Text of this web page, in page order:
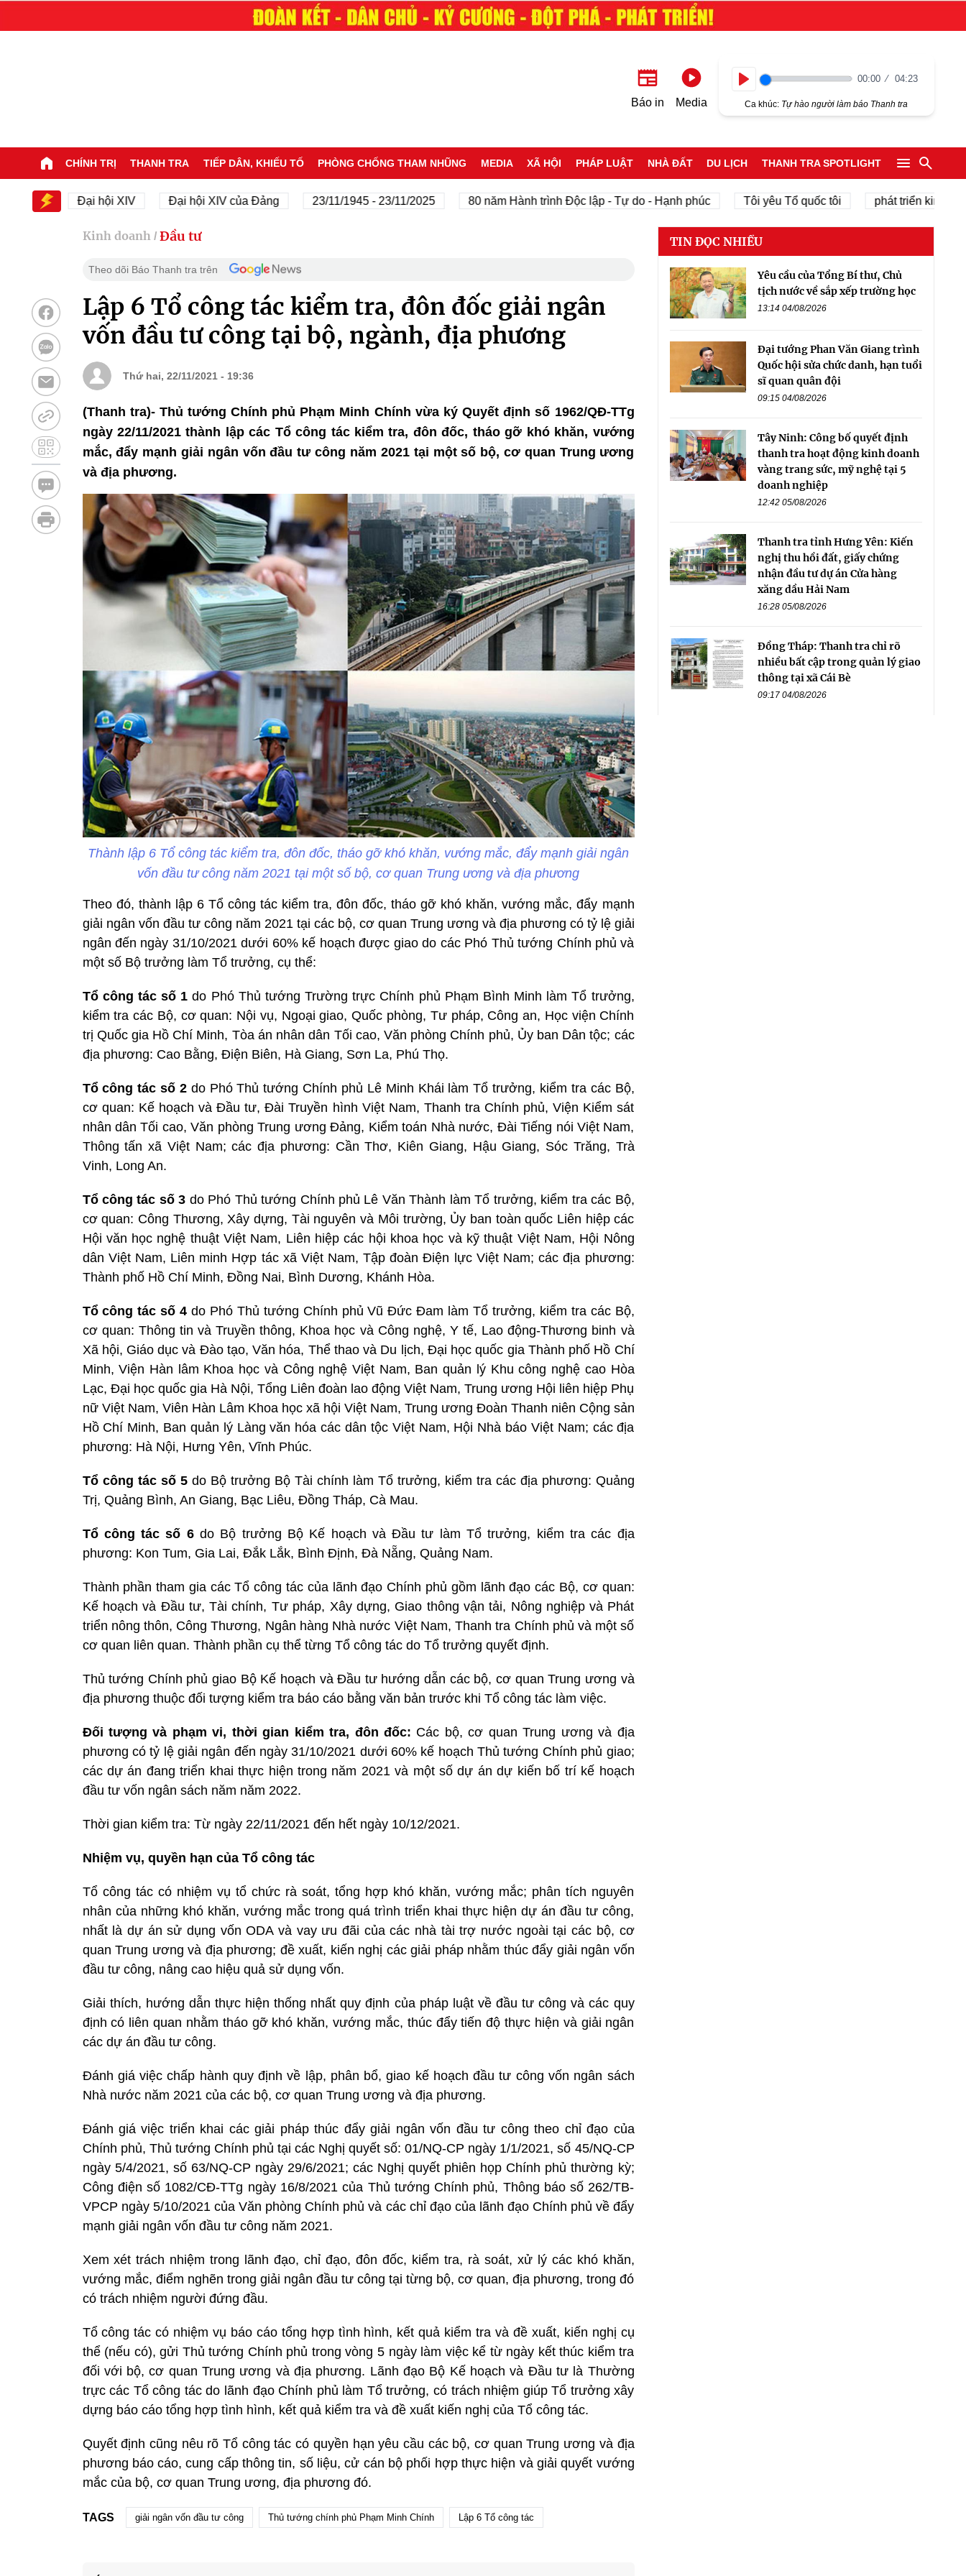
Báo in Media
00:00 04:23
Ca khúc: Tự hào người làm báo Thanh tra
CHÍNH TRỊ THANH TRA TIẾP DÂN, KHIẾU TỐ PHÒNG CHỐNG THAM NHŨNG MEDIA XÃ HỘI PHÁP LUẬT NHÀ ĐẤT DU LỊCH THANH TRA SPOTLIGHT
Đại hội XIV Đại hội XIV của Đảng 23/11/1945 - 23/11/2025 80 năm Hành trình Độc lập - Tự do - Hạnh phúc Tôi yêu Tổ quốc tôi phát triển kinh tế tư
Kinh doanh / Đầu tư
Theo dõi Báo Thanh tra trên
Lập 6 Tổ công tác kiểm tra, đôn đốc giải ngân
vốn đầu tư công tại bộ, ngành, địa phương
Thứ hai, 22/11/2021 - 19:36
(Thanh tra)- Thủ tướng Chính phủ Phạm Minh Chính vừa ký Quyết định số 1962/QĐ-TTg
ngày 22/11/2021 thành lập các Tổ công tác kiểm tra, đôn đốc, tháo gỡ khó khăn, vướng
mắc, đẩy mạnh giải ngân vốn đầu tư công năm 2021 tại một số bộ, cơ quan Trung ương
và địa phương.
Thành lập 6 Tổ công tác kiểm tra, đôn đốc, tháo gỡ khó khăn, vướng mắc, đẩy mạnh giải ngân
vốn đầu tư công năm 2021 tại một số bộ, cơ quan Trung ương và địa phương
Theo đó, thành lập 6 Tổ công tác kiểm tra, đôn đốc, tháo gỡ khó khăn, vướng mắc, đẩy mạnh
giải ngân vốn đầu tư công năm 2021 tại các bộ, cơ quan Trung ương và địa phương có tỷ lệ giải
ngân đến ngày 31/10/2021 dưới 60% kế hoạch được giao do các Phó Thủ tướng Chính phủ và
một số Bộ trưởng làm Tổ trưởng, cụ thể:
Tổcông tác số 1 do Phó Thủ tướng Trường trực Chính phủ Phạm Bình Minh làm Tổ trưởng,
kiểm tra các Bộ, cơ quan: Nội vụ, Ngoại giao, Quốc phòng, Tư pháp, Công an, Học viện Chính
trị Quốc gia Hồ Chí Minh, Tòa án nhân dân Tối cao, Văn phòng Chính phủ, Ủy ban Dân tộc; các
địa phương: Cao Bằng, Điện Biên, Hà Giang, Sơn La, Phú Thọ.
Tổcông tác số 2do Phó Thủ tướng Chính phủ Lê Minh Khái làm Tổ trưởng, kiểm tra các Bộ,
cơ quan: Kế hoạch và Đầu tư, Đài Truyền hình Việt Nam, Thanh tra Chính phủ, Viện Kiểm sát
nhân dân Tối cao, Văn phòng Trung ương Đảng, Kiểm toán Nhà nước, Đài Tiếng nói Việt Nam,
Thông tấn xã Việt Nam; các địa phương: Cần Thơ, Kiên Giang, Hậu Giang, Sóc Trăng, Trà
Vinh, Long An.
Tổ công tác số3 do Phó Thủ tướng Chính phủ Lê Văn Thành làm Tổ trưởng, kiểm tra các Bộ,
cơ quan: Công Thương, Xây dựng, Tài nguyên và Môi trường, Ủy ban toàn quốc Liên hiệp các
Hội văn học nghệ thuật Việt Nam, Liên hiệp các hội khoa học và kỹ thuật Việt Nam, Hội Nông
dân Việt Nam, Liên minh Hợp tác xã Việt Nam, Tập đoàn Điện lực Việt Nam; các địa phương:
Thành phố Hồ Chí Minh, Đồng Nai, Bình Dương, Khánh Hòa.
Tổ công tácsố4 do Phó Thủ tướng Chính phủ Vũ Đức Đam làm Tổ trưởng, kiểm tra các Bộ,
cơ quan: Thông tin và Truyền thông, Khoa học và Công nghệ, Y tế, Lao động-Thương binh và
Xã hội, Giáo dục và Đào tạo, Văn hóa, Thể thao và Du lịch, Đại học quốc gia Thành phố Hồ Chí
Minh, Viện Hàn lâm Khoa học và Công nghệ Việt Nam, Ban quản lý Khu công nghệ cao Hòa
Lạc, Đại học quốc gia Hà Nội, Tổng Liên đoàn lao động Việt Nam, Trung ương Hội liên hiệp Phụ
nữ Việt Nam, Viên Hàn Lâm Khoa học xã hội Việt Nam, Trung ương Đoàn Thanh niên Cộng sản
Hồ Chí Minh, Ban quản lý Làng văn hóa các dân tộc Việt Nam, Hội Nhà báo Việt Nam; các địa
phương: Hà Nội, Hưng Yên, Vĩnh Phúc.
Tổ công tác số 5do Bộ trưởng Bộ Tài chính làm Tổ trưởng, kiểm tra các địa phương: Quảng
Trị, Quảng Bình, An Giang, Bạc Liêu, Đồng Tháp, Cà Mau.
Tổcông tác số 6do Bộ trưởng Bộ Kế hoạch và Đầu tư làm Tổ trưởng, kiểm tra các địa
phương: Kon Tum, Gia Lai, Đắk Lắk, Bình Định, Đà Nẵng, Quảng Nam.
Thành phần tham gia các Tổ công tác của lãnh đạo Chính phủ gồm lãnh đạo các Bộ, cơ quan:
Kế hoạch và Đầu tư, Tài chính, Tư pháp, Xây dựng, Giao thông vận tải, Nông nghiệp và Phát
triển nông thôn, Công Thương, Ngân hàng Nhà nước Việt Nam, Thanh tra Chính phủ và một số
cơ quan liên quan. Thành phần cụ thể từng Tổ công tác do Tổ trưởng quyết định.
Thủ tướng Chính phủ giao Bộ Kế hoạch và Đầu tư hướng dẫn các bộ, cơ quan Trung ương và
địa phương thuộc đối tượng kiểm tra báo cáo bằng văn bản trước khi Tổ công tác làm việc.
Đối tượng và phạm vi, thời gian kiểm tra, đôn đốc: Các bộ, cơ quan Trung ương và địa
phương có tỷ lệ giải ngân đến ngày 31/10/2021 dưới 60% kế hoạch Thủ tướng Chính phủ giao;
các dự án đang triển khai thực hiện trong năm 2021 và một số dự án dự kiến bố trí kế hoạch
đầu tư vốn ngân sách năm năm 2022.
Thời gian kiểm tra: Từ ngày 22/11/2021 đến hết ngày 10/12/2021.
Nhiệm vụ, quyền hạn của Tổ công tác
Tổ công tác có nhiệm vụ tổ chức rà soát, tổng hợp khó khăn, vướng mắc; phân tích nguyên
nhân của những khó khăn, vướng mắc trong quá trình triển khai thực hiện dự án đầu tư công,
nhất là dự án sử dụng vốn ODA và vay ưu đãi của các nhà tài trợ nước ngoài tại các bộ, cơ
quan Trung ương và địa phương; đề xuất, kiến nghị các giải pháp nhằm thúc đẩy giải ngân vốn
đầu tư công, nâng cao hiệu quả sử dụng vốn.
Giải thích, hướng dẫn thực hiện thống nhất quy định của pháp luật về đầu tư công và các quy
định có liên quan nhằm tháo gỡ khó khăn, vướng mắc, thúc đẩy tiến độ thực hiện và giải ngân
các dự án đầu tư công.
Đánh giá việc chấp hành quy định về lập, phân bổ, giao kế hoạch đầu tư công vốn ngân sách
Nhà nước năm 2021 của các bộ, cơ quan Trung ương và địa phương.
Đánh giá việc triển khai các giải pháp thúc đẩy giải ngân vốn đầu tư công theo chỉ đạo của
Chính phủ, Thủ tướng Chính phủ tại các Nghị quyết số: 01/NQ-CP ngày 1/1/2021, số 45/NQ-CP
ngày 5/4/2021, số 63/NQ-CP ngày 29/6/2021; các Nghị quyết phiên họp Chính phủ thường kỳ;
Công điện số 1082/CĐ-TTg ngày 16/8/2021 của Thủ tướng Chính phủ, Thông báo số 262/TB-
VPCP ngày 5/10/2021 của Văn phòng Chính phủ và các chỉ đạo của lãnh đạo Chính phủ về đẩy
mạnh giải ngân vốn đầu tư công năm 2021.
Xem xét trách nhiệm trong lãnh đạo, chỉ đạo, đôn đốc, kiểm tra, rà soát, xử lý các khó khăn,
vướng mắc, điểm nghẽn trong giải ngân đầu tư công tại từng bộ, cơ quan, địa phương, trong đó
có trách nhiệm người đứng đầu.
Tổ công tác có nhiệm vụ báo cáo tổng hợp tình hình, kết quả kiểm tra và đề xuất, kiến nghị cụ
thể (nếu có), gửi Thủ tướng Chính phủ trong vòng 5 ngày làm việc kể từ ngày kết thúc kiểm tra
đối với bộ, cơ quan Trung ương và địa phương. Lãnh đạo Bộ Kế hoạch và Đầu tư là Thường
trực các Tổ công tác do lãnh đạo Chính phủ làm Tổ trưởng, có trách nhiệm giúp Tổ trưởng xây
dựng báo cáo tổng hợp tình hình, kết quả kiểm tra và đề xuất kiến nghị của Tổ công tác.
Quyết định cũng nêu rõ Tổ công tác có quyền hạn yêu cầu các bộ, cơ quan Trung ương và địa
phương báo cáo, cung cấp thông tin, số liệu, cử cán bộ phối hợp thực hiện và giải quyết vướng
mắc của bộ, cơ quan Trung ương, địa phương đó.
TAGS giải ngân vốn đầu tư công Thủ tướng chính phủ Phạm Minh Chính Lập 6 Tổ công tác
TIN ĐỌC NHIỀU
Yêu cầu của Tổng Bí thư, Chủ
tịch nước về sắp xếp trường học
13:14 04/08/2026
Đại tướng Phan Văn Giang trình
Quốc hội sửa chức danh, hạn tuổi
sĩ quan quân đội
09:15 04/08/2026
Tây Ninh: Công bố quyết định
thanh tra hoạt động kinh doanh
vàng trang sức, mỹ nghệ tại 5
doanh nghiệp
12:42 05/08/2026
Thanh tra tỉnh Hưng Yên: Kiến
nghị thu hồi đất, giấy chứng
nhận đầu tư dự án Cửa hàng
xăng dầu Hải Nam
16:28 05/08/2026
Đồng Tháp: Thanh tra chỉ rõ
nhiều bất cập trong quản lý giao
thông tại xã Cái Bè
09:17 04/08/2026